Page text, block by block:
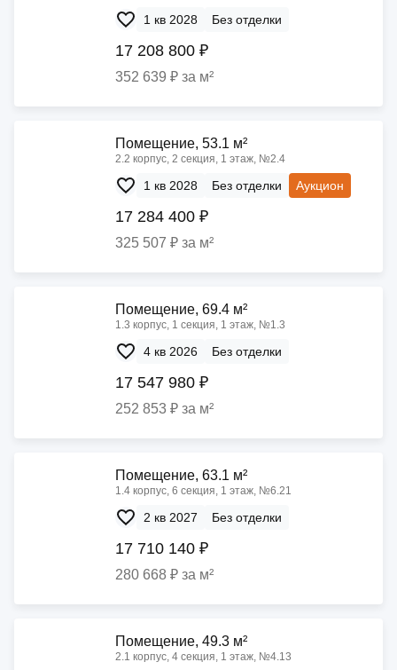
1 кв 2028 Без отделки
17 208 800 ₽
352 639 ₽ за м²
Помещение, 53.1 м²
2.2 корпус, 2 секция, 1 этаж, №2.4
1 кв 2028 Без отделки Аукцион
17 284 400 ₽
325 507 ₽ за м²
Помещение, 69.4 м²
1.3 корпус, 1 секция, 1 этаж, №1.3
4 кв 2026 Без отделки
17 547 980 ₽
252 853 ₽ за м²
Помещение, 63.1 м²
1.4 корпус, 6 секция, 1 этаж, №6.21
2 кв 2027 Без отделки
17 710 140 ₽
280 668 ₽ за м²
Помещение, 49.3 м²
2.1 корпус, 4 секция, 1 этаж, №4.13